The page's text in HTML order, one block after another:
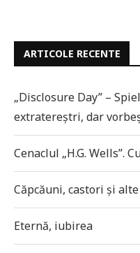
ARTICOLE RECENTE
„Disclosure Day” –
extratereștri, dar
Cenaclul „H.G. Wells”.
Căpcăuni, castori și
Eternă, iubirea